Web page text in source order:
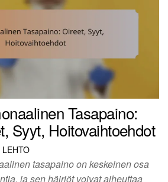
Tasapaino:
Syyt, Hoitovaihtoehdot
LEHTO
tasapaino on keskeinen osa
ja sen häiriöt voivat aiheuttaa